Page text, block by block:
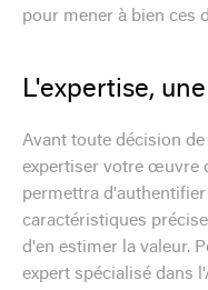
pour mener à bien ces
L'expertise,
Avant toute décision
expertiser votre œuvre
permettra
caractéristiques
d'en estimer la valeur.
expert spécialisé dans